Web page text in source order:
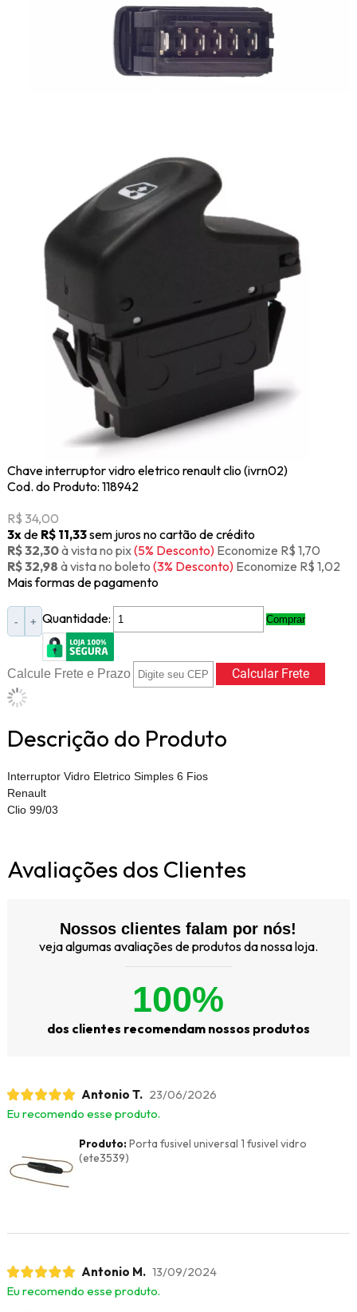
Chave interruptor vidro eletrico renault clio (ivrn02)
Cod. do Produto: 118942
R$ 34,00
3xde R$ 11,33sem juros no cartão de crédito
R$ 32,30à vista no pix(5% Desconto) Economize R$ 1,70
R$ 32,98 à vista no boleto (3% Desconto) Economize R$ 1,02
Mais formas de pagamento
Quantidade:
- + Comprar
Calcule Frete e Prazo
Descrição do Produto
Interruptor Vidro Eletrico Simples 6 Fios
Renault
Clio 99/03
Avaliações dos Clientes
Nossos clientes falam por nós!
veja algumas avaliações de produtos da nossa loja.
100%
dos clientes recomendam nossos produtos
Antonio T. 23/06/2026
Eu recomendo esse produto.
Produto:Porta fusivel universal 1 fusivel vidro
(ete3539)
Antonio M. 13/09/2024
Eu recomendo esse produto.